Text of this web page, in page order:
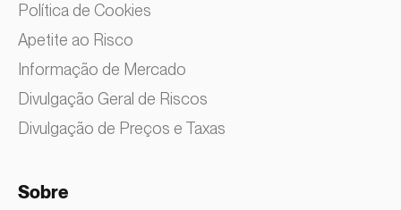
Política de Cookies
Apetite ao Risco
Informação de Mercado
Divulgação Geral de Riscos
Divulgação de Preços e Taxas
Sobre